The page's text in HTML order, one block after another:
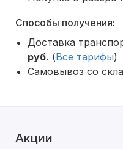
Способы получения:
Доставка
руб. (Все тарифы)
Самовывоз со
Акции